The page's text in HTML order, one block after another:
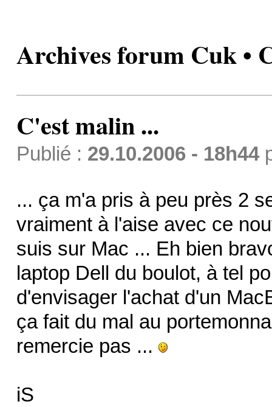
Archives forum Cuk •
C'est malin ...
Publié : 29.10.2006 - 18h44
... ça m'a pris à peu près 2
vraiment à l'aise avec ce
suis sur Mac ... Eh bien
laptop Dell du boulot, à tel
d'envisager l'achat d'un
ça fait du mal au
remercie pas ...
iS